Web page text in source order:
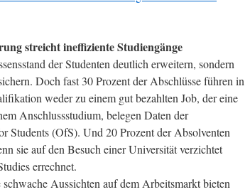
streicht ineffiziente Studiengänge
der Studenten deutlich erweitern, sondern
Doch fast 30 Prozent der Abschlüsse führen in
weder zu einem gut bezahlten Job, der eine
Anschlussstudium, belegen Daten der
Students (OfS). Und 20 Prozent der Absolventen
sie auf den Besuch einer Universität verzichtet
errechnet.
Aussichten auf dem Arbeitsmarkt bieten